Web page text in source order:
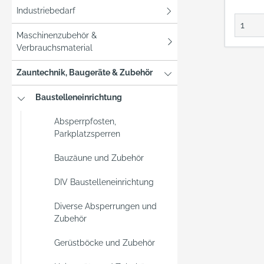
Industriebedarf
Maschinenzubehör &
Verbrauchsmaterial
Zauntechnik, Baugeräte & Zubehör
Baustelleneinrichtung
Absperrpfosten,
Parkplatzsperren
Bauzäune und Zubehör
DIV Baustelleneinrichtung
Diverse Absperrungen und
Zubehör
Gerüstböcke und Zubehör